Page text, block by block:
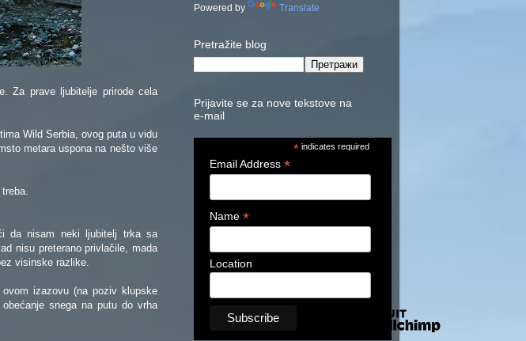
Za prave ljubitelje prirode cela
Wild Serbia, ovog puta u vidu
metara uspona na nešto više
da nisam neki ljubitelj trka sa
nisu preterano privlačile, mada
visinske razlike.
izazovu (na poziv klupske
snega na putu do vrha
Powered by Translate
Pretražite blog
Prijavite se za nove tekstove na
e-mail
*indicates required
Email Address *
Name *
Location